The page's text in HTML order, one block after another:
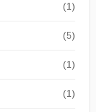
(1)
(5)
(1)
(1)